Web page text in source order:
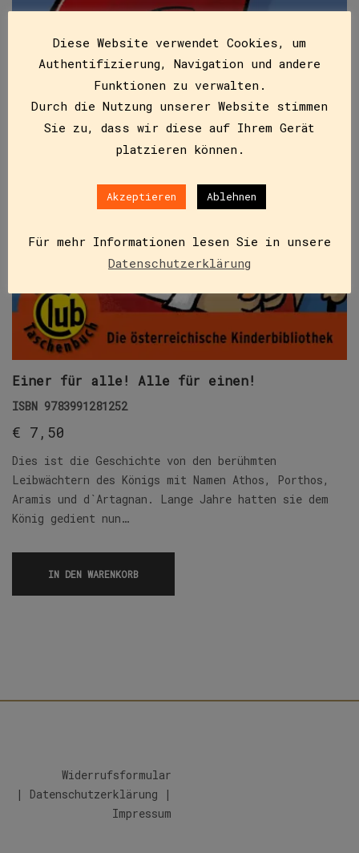
Einer für alle! Alle für einen!
ISBN 9783991281252
€ 7,50
Dies ist die Geschichte von den berühmten
Leibwächtern des Königs mit Namen Athos, Porthos,
Aramis und d`Artagnan. Lange Jahre hatten sie dem
König gedient nun…
IN DEN WARENKORB
Widerrufsformular
| Datenschutzerklärung |
Impressum
Diese Website verwendet Cookies, um
Authentifizierung, Navigation und andere
Funktionen zu verwalten.
Durch die Nutzung unserer Website stimmen
Sie zu, dass wir diese auf Ihrem Gerät
platzieren können.
Akzeptieren Ablehnen
Für mehr Informationen lesen Sie in unsere
Datenschutzerklärung